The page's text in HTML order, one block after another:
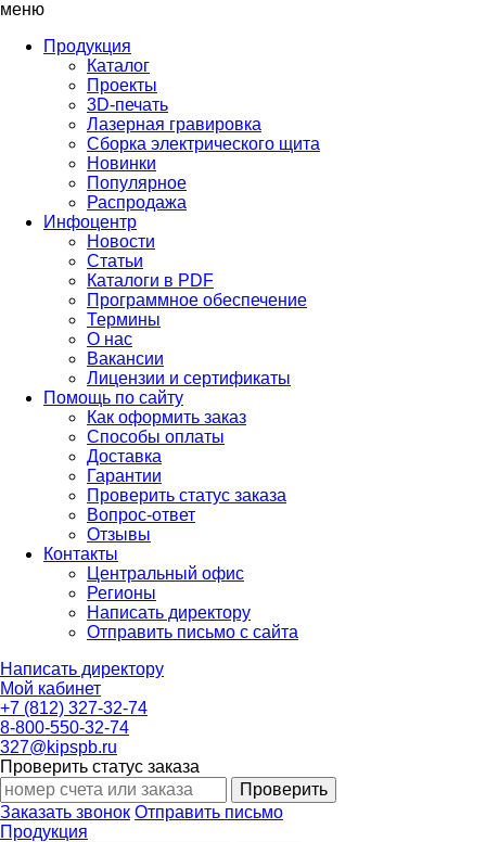
меню
Продукция
Каталог
Проекты
3D-печать
Лазерная гравировка
Сборка электрического щита
Новинки
Популярное
Распродажа
Инфоцентр
Новости
Статьи
Каталоги в PDF
Программное обеспечение
Термины
О нас
Вакансии
Лицензии и сертификаты
Помощь по сайту
Как оформить заказ
Способы оплаты
Доставка
Гарантии
Проверить статус заказа
Вопрос-ответ
Отзывы
Контакты
Центральный офис
Регионы
Написать директору
Отправить письмо с сайта
Написать директору
Мой кабинет
+7 (812) 327-32-74
8-800-550-32-74
327@kipspb.ru
Проверить статус заказа
Проверить
Заказать звонок Отправить письмо
Продукция